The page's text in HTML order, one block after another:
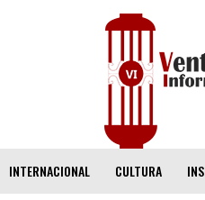
INTERNACIONAL CULTURA